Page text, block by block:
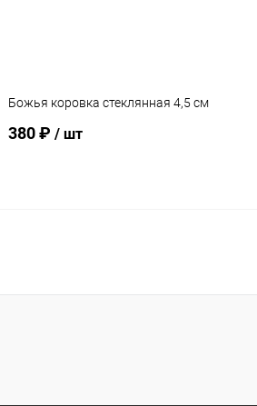
Божья коровка стеклянная 4,5 см
380 ₽ / шт